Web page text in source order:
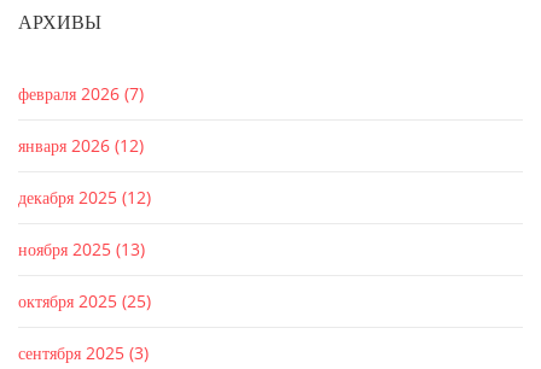
АРХИВЫ
февраля 2026 (7)
января 2026 (12)
декабря 2025 (12)
ноября 2025 (13)
октября 2025 (25)
сентября 2025 (3)